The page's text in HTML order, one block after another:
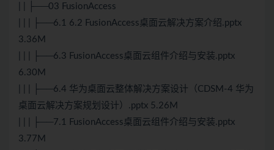
| | ├──03 FusionAccess
| | | ├──6.1 6.2 FusionAccess桌面云解决方案介绍.pptx
3.36M
| | | ├──6.3 FusionAccess桌面云组件介绍与安装.pptx
6.30M
| | | ├──6.4 华为桌面云整体解决方案设计（CDSM-4 华为
桌面云解决方案规划设计）.pptx 5.26M
| | | ├──7.1 FusionAccess桌面云组件介绍与安装.pptx
3.77M